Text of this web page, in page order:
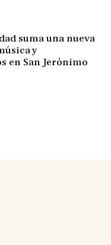
suma una nueva
y
en San Jerónimo